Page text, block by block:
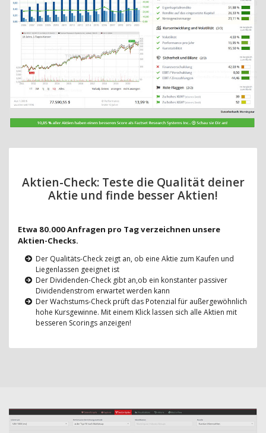
Aktien-Check: Teste die Qualität deiner
Aktie und finde besser Aktien!
Etwa 80.000 Anfragen pro Tag verzeichnen unsere
Aktien-Checks.
Der Qualitäts-Check zeigt an, ob eine Aktie zum Kaufen und
Liegenlassen geeignet ist
Der Dividenden-Check gibt an,ob ein konstanter passiver
Dividendenstrom erwartet werden kann
Der Wachstums-Check prüft das Potenzial für außergewöhnlich
hohe Kursgewinne. Mit einem Klick lassen sich alle Aktien mit
besseren Scorings anzeigen!